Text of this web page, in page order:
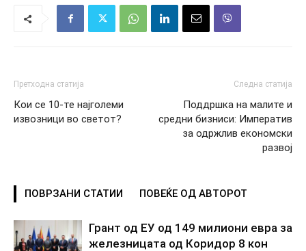
Претходна статија
Кои се 10-те најголеми
извозници во светот?
Следна статија
Поддршка на малите и
средни бизниси: Императив
за одржлив економски
развој
ПОВРЗАНИ СТАТИИ ПОВЕЌЕ ОД АВТОРОТ
Грант од ЕУ од 149 милиони евра за
железницата од Коридор 8 кон